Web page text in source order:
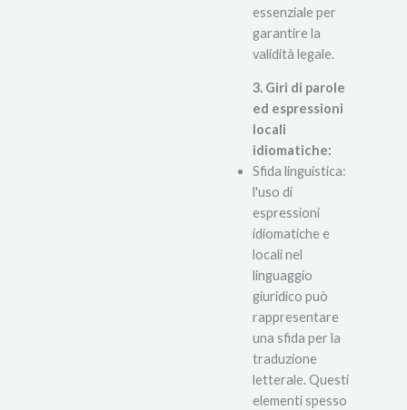
essenziale per
garantire la
validità legale.
3. Giri di parole
ed espressioni
locali
idiomatiche:
Sfida linguistica:
l'uso di
espressioni
idiomatiche e
locali nel
linguaggio
giuridico può
rappresentare
una sfida per la
traduzione
letterale. Questi
elementi spesso